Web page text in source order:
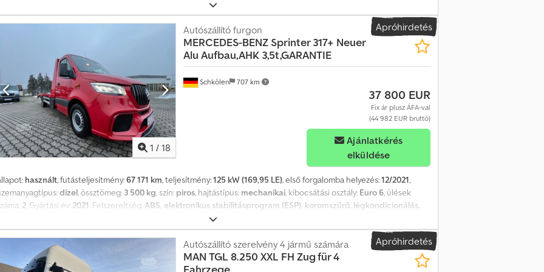
elektronikus stabilitásprogram (ESP), emelőhátfal, légkondicionálás
Taohlsha Érdeklődni: 0626489 * Állapot: nagyon jó * Motor: 160 kW / 220 LE * Hengerűrtartalom: 4801 cm³ * Saját
tömeg: 5630 kg * ABS * ASR * ESP * Differenciálzár, hátsó tengely * Mechanikus tetőablak * Hangjelző a tetőn *
Felfüggesztés: laprugó / légrugó * Légrugós, kényelmes vezetőülés * Ülésfűtés, vezető * Klímaberendezés * Rádió CD /
AUX / USB / Bluetooth * Elektromos ablakemelő, vezető / társutas * Tárgytartó doboz, jobb oldalon / műanyag * 2 db
alvóhely * Átlátszó, külső napellenző Felépítmény: Zárt autóhordó * Kötélcsorlós emelő * Belső világítás Rakodótér
méretei Rakodótér hossza: 6700 mm Rakodótér szélessége: 2370 mm Rakodótér magassága: 2180 mm Gumiabroncsok:
Első tengely: 235 / 75 R 17,5, 25% kopás * Hátsó tengely: 235 / 75 R 17,5, 35% kopás ----Ár: 24 900,- EUR + 19% ÁFA
kérdések esetén a következő telefonszámokon érhet el minket: * Beszélünk: német, angol, francia, lengyel
A nyomdai hibák, tévedések és az előzetes értékesítés fenntartva.
Apróhirdetés
1 / 18
Schkölen 707 km
Autószállító furgon
MERCEDES-BENZ Sprinter 317+ Neuer
Alu Aufbau,AHK 3,5t,GARANTIE
37 800 EUR
Fix ár plusz ÁFA-val
(44 982 EUR bruttó)
Ajánlatkérés
elküldése
használt, futásteljesítmény:67 171 km, teljesítmény:125 kW (169,95 LE), első forgalomba helyezés:12/2021,
dízel, össztömeg: 3 500 kg, szín: piros, hajtástípus: mechanikai, kibocsátási osztály: Euro 6, ülések
2, Gyártási év: 2021, Felszereltség: ABS, elektronikus stabilitásprogram (ESP), koromszűrő, légkondicionálás,
, MERCEDES-BENZ SPRINTER + új alumínium felépítmény + légrugózás + elektromos csörlő + új
vizsga + MENETÍRÓ GARANCIA 2027.07-IG!!!!! Össztömeg: 3500 kg Saját tömeg: 2260 kg FELÉPÍTMÉNY:
Rakfelület: 500 x 210 cm Segédváz: ALUMÍNIUM Platform: ALUMÍNIUM PANEL RENDSZER Alumínium rámpák Sárvédők:
Műanyag - ABS ELEKTROMOS FELSZERELTSÉG: Feszültség: 12 V Járművilágítás: eredeti hátsó lámpák az alvázról,
helyzetjelzők hátul Codpfjyi Ruvsx Ahloha EXTRAFELSZERELTSÉG: Vonóhorog (elöl és hátul) Csörlő: Elektromos,
Apróhirdetés
Autószállító szerelvény 4 jármű számára
MAN TGL 8.250 XXL FH Zug für 4
Fahrzege